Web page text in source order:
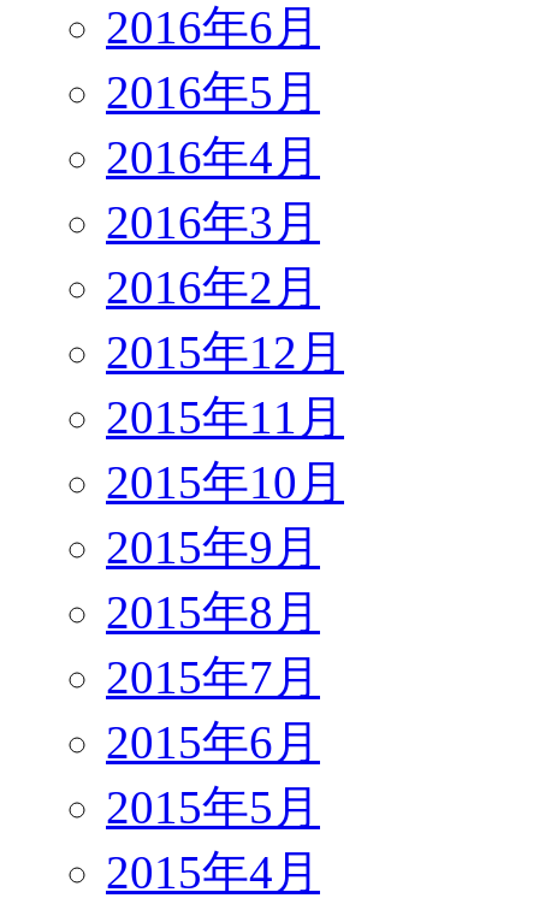
2016年6月
2016年5月
2016年4月
2016年3月
2016年2月
2015年12月
2015年11月
2015年10月
2015年9月
2015年8月
2015年7月
2015年6月
2015年5月
2015年4月